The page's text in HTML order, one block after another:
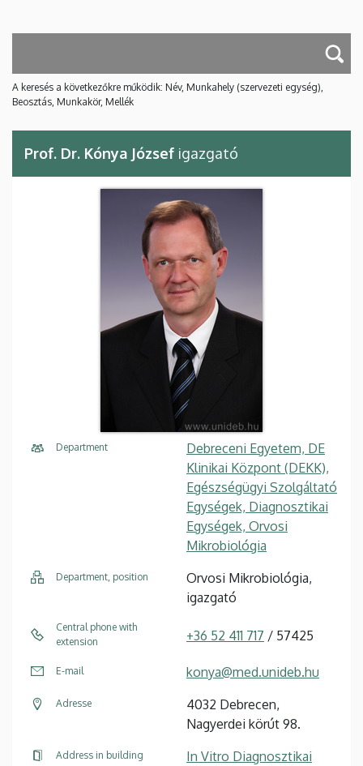
A keresés a következőkre működik: Név, Munkahely (szervezeti egység),
Beosztás, Munkakör, Mellék
Prof. Dr. Kónya József igazgató
Department
Debreceni Egyetem, DE
Klinikai Központ (DEKK),
Egészségügyi Szolgáltató
Egységek, Diagnosztikai
Egységek, Orvosi
Mikrobiológia
Department, position
Orvosi Mikrobiológia,
igazgató
Central phone with
extension
+36 52 411 717 / 57425
E-mail konya@med.unideb.hu
Adresse
4032 Debrecen,
Nagyerdei körút 98.
Address in building
In Vitro Diagnosztikai